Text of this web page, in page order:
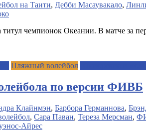
на Таити, Дебби Масаувакало,
чемпионок Океании. В матче за
Пляжный волейбол
по версии ФИВБ
Клайнмэн, Барбора Германнова,
, Сара Паван, Тереза Мерсман,
Айрес